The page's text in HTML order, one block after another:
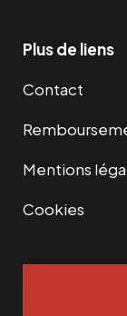
Plus de liens
Contact
Mentions
Cookies